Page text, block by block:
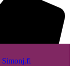
Simonj.fi